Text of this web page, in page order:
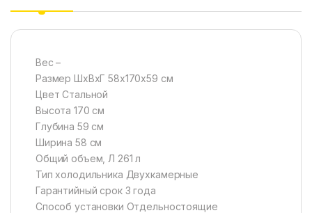
Вес –
Размер ШхВхГ 58х170х59 см
Цвет Стальной
Высота 170 см
Глубина 59 см
Ширина 58 см
Общий объем, Л 261 л
Тип холодильника Двухкамерные
Гарантийный срок 3 года
Способ установки Отдельностоящие